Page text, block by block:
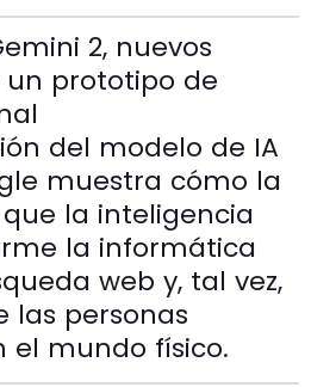
2, nuevos
un prototipo de
del modelo de IA
muestra cómo la
la inteligencia
la informática
web y, tal vez,
las personas
mundo físico.